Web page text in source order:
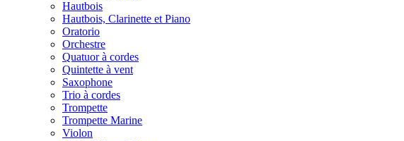
Hautbois
Hautbois, Clarinette et Piano
Oratorio
Orchestre
Quatuor à cordes
Quintette à vent
Saxophone
Trio à cordes
Trompette
Trompette Marine
Violon